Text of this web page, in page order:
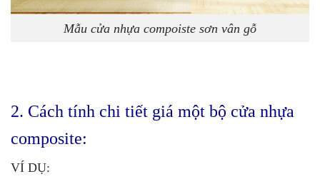
Mẫu cửa nhựa compoiste sơn vân gỗ
2. Cách tính chi tiết giá một bộ cửa nhựa
composite:
VÍ DỤ: